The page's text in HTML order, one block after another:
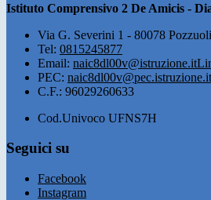
Istituto Comprensivo 2 De Amicis -
Via G. Severini 1 - 80078
Tel: 0815245877
Email: naic8dl00v@istruzione.it
PEC: naic8dl00v@pec.istruzione.it
C.F.: 96029260633
Cod.Univoco UFNS7H
Seguici su
Facebook
Instagram